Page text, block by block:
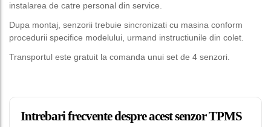
instalarea de catre personal din service.
Dupa montaj, senzorii trebuie sincronizati cu masina conform
procedurii specifice modelului, urmand instructiunile din colet.
Transportul este gratuit la comanda unui set de 4 senzori.
Intrebari frecvente despre acest senzor TPMS